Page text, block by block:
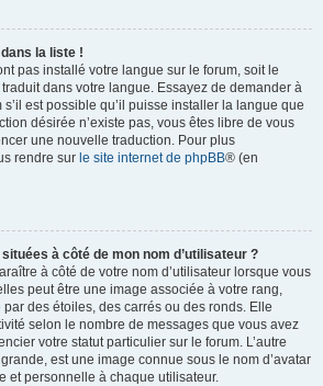
la liste !
pas installé votre langue sur le forum, soit le
traduit dans votre langue. Essayez de demander à
est possible qu’il puisse installer la langue que
désirée n’existe pas, vous êtes libre de vous
une nouvelle traduction. Pour plus
rendre sur le site internet de phpBB® (en
à côté de mon nom d’utilisateur ?
à côté de votre nom d’utilisateur lorsque vous
peut être une image associée à votre rang,
des étoiles, des carrés ou des ronds. Elle
selon le nombre de messages que vous avez
votre statut particulier sur le forum. L’autre
est une image connue sous le nom d’avatar
et personnelle à chaque utilisateur.